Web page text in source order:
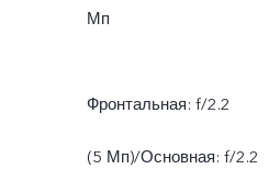
Мп
Фронтальная: f/2.2
(5 Мп)/Основная: f/2.2